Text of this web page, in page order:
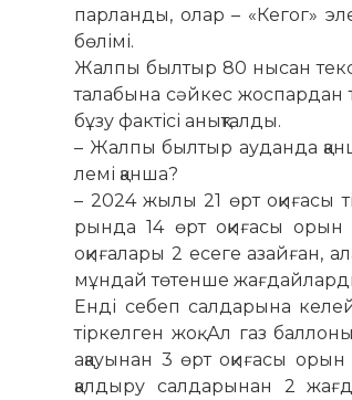
парланды, олар – «Кегог»
бөлімі.
Жалпы былтыр 80 нысан
тала­бы­на сәйкес жоспардан
бұзу фак­тісі анық­талды.
– Жалпы былтыр ауданда
лемі қанша?
– 2024 жылы 21 өрт оқиғасы
рында 14 өрт оқиғасы орын
оқиғалары 2 есеге азай­ған,
мұндай төтенше
Енді себеп салдарына
тіркелген жоқ. Ал газ
ақауынан 3 өрт оқиғасы
қалдыру салдарынан 2